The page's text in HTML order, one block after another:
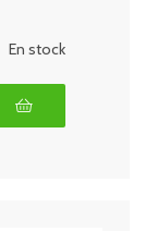
En stock